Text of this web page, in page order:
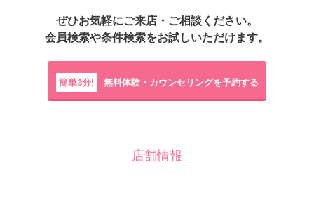
ぜひお気軽にご来店・ご相談ください。
会員検索や条件検索をお試しいただけます。
簡単3分! 無料体験・カウンセリングを予約する
店舗情報